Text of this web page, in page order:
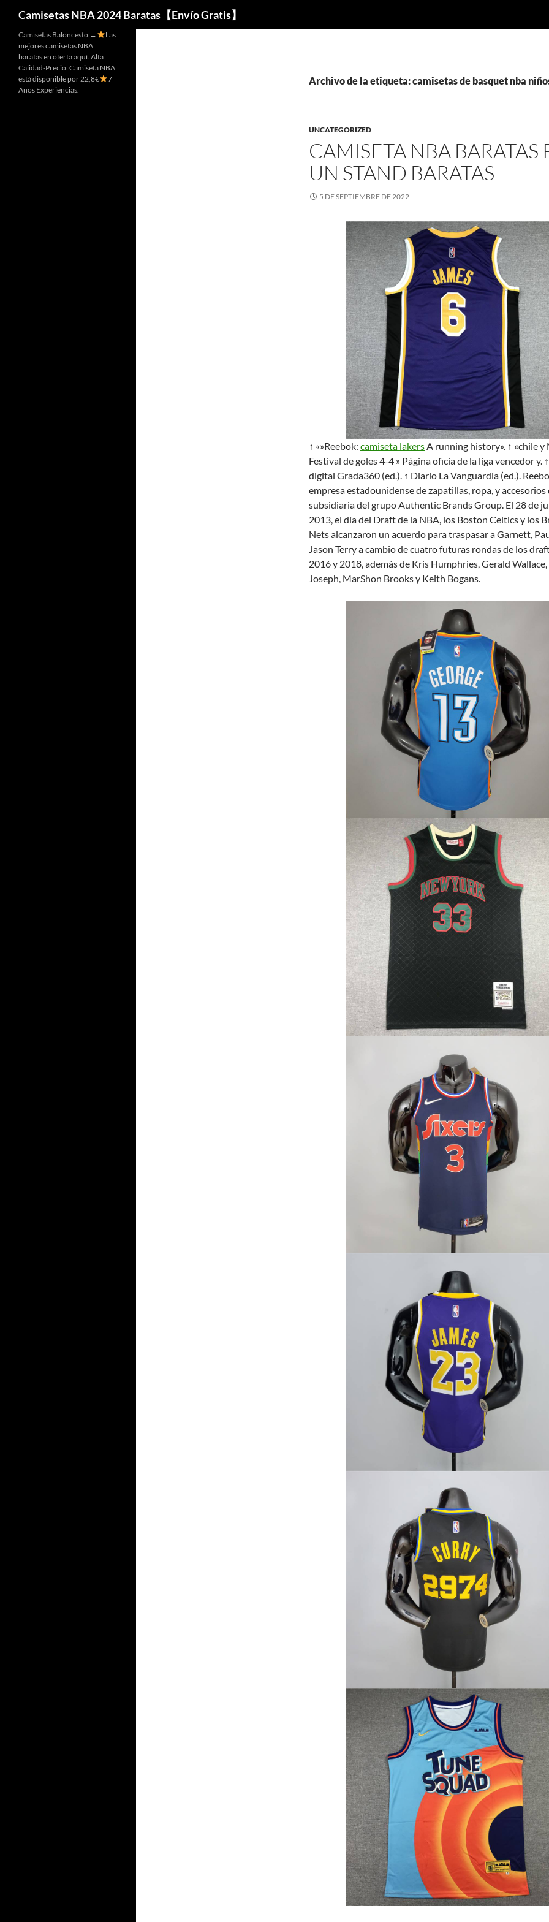
Camisetas NBA 2024 Baratas【Envío Gratis】
Archivo de la etiqueta: camisetas de basquet nba
UNCATEGORIZED
CAMISETA NBA BARATAS
UN STAND BARATAS
5 DE SEPTIEMBRE DE 2022
↑ «»Reebok: camiseta lakersA running history». ↑ «chile y
Festival de goles 4-4 » Página oficia de la liga vencedor y.
digital Grada360 (ed.). ↑ Diario La Vanguardia (ed.).
empresa estadounidense de zapatillas, ropa, y
subsidiaria del grupo Authentic Brands Group. El 28 de
2013, el día del Draft de la NBA, los Boston Celtics y los
Nets alcanzaron un acuerdo para traspasar a Garnett,
Jason Terry a cambio de cuatro futuras rondas de los
2016 y 2018, además de Kris Humphries, Gerald
Joseph, MarShon Brooks y Keith Bogans.
Camisetas Baloncesto →
Las
mejores camisetas NBA
baratas en oferta aquí. Alta
Calidad-Precio. Camiseta NBA
está disponible por 22,8€
7
Años Experiencias.